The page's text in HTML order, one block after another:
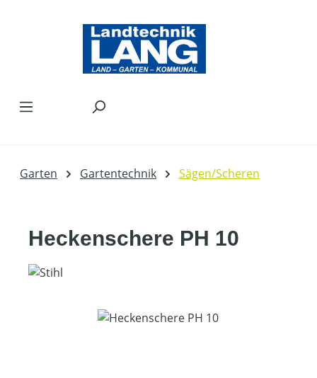
Garten Gartentechnik Sägen/Scheren
Heckenschere PH 10
Bildergalerie überspringen